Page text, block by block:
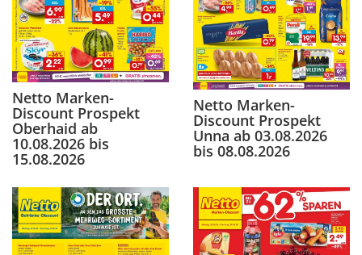
Netto Marken-
Discount Prospekt
Oberhaid ab
10.08.2026 bis
15.08.2026
Netto Marken-
Discount Prospekt
Unna ab 03.08.2026
bis 08.08.2026